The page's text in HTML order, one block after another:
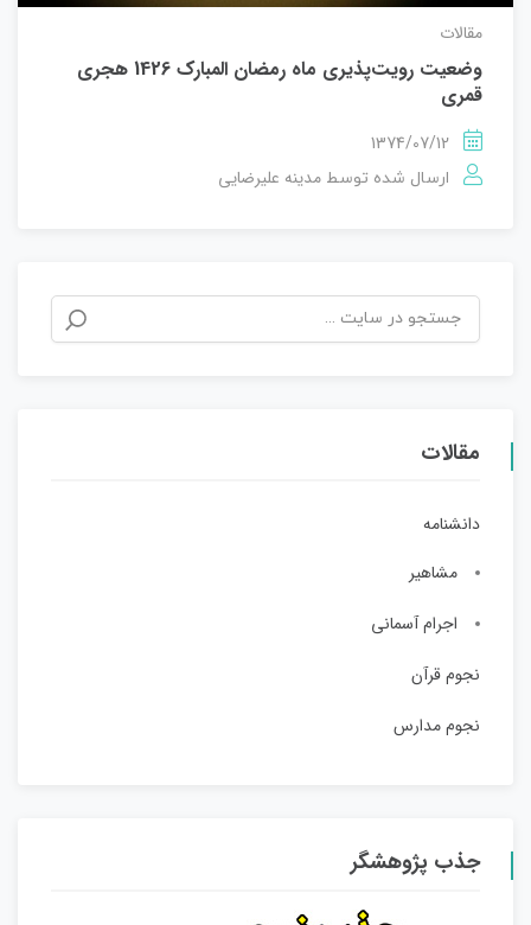
مقالات
وضعیت رویت‌پذیری ماه رمضان المبارك 1426 هجری
قمری
1374/07/12
ارسال شده توسط مدینه علیرضایی
مقالات
دانشنامه
مشاهیر
اجرام آسمانی
نجوم قرآن
نجوم مدارس
جذب پژوهشگر